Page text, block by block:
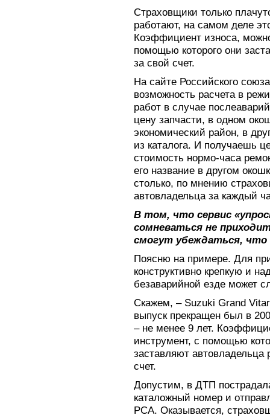
Страховщики только
работают, на самом деле
Коэффициент износа,
помощью которого они
за свой счет.
На сайте Российского
возможность расчета в
работ в случае
цену запчасти, в одном
экономический район, в
из каталога. И получаешь
стоимость нормо-часа
его название в другом
столько, по мнению
автовладельца за каждый
В том, что сервис
сомневаться не
смогут убеждаться, что
Поясню на примере. Для
конструктивно крепкую и
безаварийной езде может
Скажем, – Suzuki Grand
выпуск прекращен был в
– не менее 9 лет.
инструмент, с помощью
заставляют
счет.
Допустим, в ДТП
каталожный номер и
РСА. Оказывается,